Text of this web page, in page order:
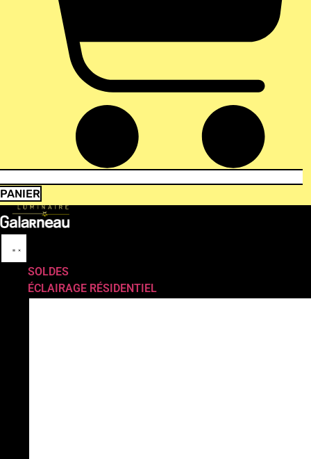
PANIER
SOLDES
ÉCLAIRAGE RÉSIDENTIEL